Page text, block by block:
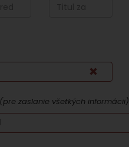
(pre zaslanie všetkých informácii)